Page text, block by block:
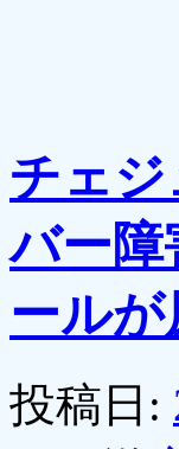
チェ
バー障
ールが
投稿日: